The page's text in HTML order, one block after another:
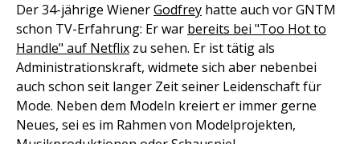
Der 34-jährige WienerGodfrey hatte auch vor GNTM
schon TV-Erfahrung: Er war bereits bei "Too Hot to
Handle" auf Netflix zu sehen. Er ist tätig als
Administrationskraft, widmete sich aber nebenbei
auch schon seit langer Zeit seiner Leidenschaft für
Mode. Neben dem Modeln kreiert er immer gerne
Neues, sei es im Rahmen von Modelprojekten,